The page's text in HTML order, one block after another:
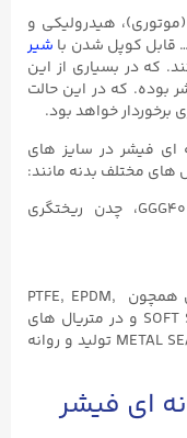
(موتوری)، هیدرولیکی و
قابل کوپل شدن با شیر
که در بسیاری از این
بوده. که در این حالت
برخوردار خواهد بود.
ای فیشر در سایز های
چدن با گرید های مختلف چدن GGG40، چدن ریختگری
و با آب بند یا لاینر از متریال های مختلفی همچون PTFE, EPDM,
RUBBER و دیگر مواد پلیمری بصورت SOFT SEAT و در متریال های
فلزی استیل، آلیاژهای فولاد و … بصورت METAL SEAT تولید و روانه
ای فیشر